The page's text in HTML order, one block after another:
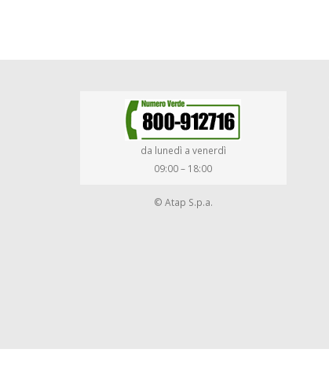
da lunedì a venerdì
09:00 – 18:00
© Atap S.p.a.